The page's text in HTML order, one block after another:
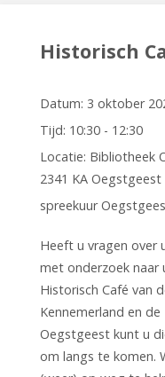
Historisch
Datum: 3 oktober
Tijd: 10:30 - 12:30
Locatie: Bibliotheek
2341 KA Oegstgeest
spreekuur
Heeft u vragen over
met onderzoek naar
Historisch Café van
Kennemerland en
Oegstgeest kunt u
om langs te komen.